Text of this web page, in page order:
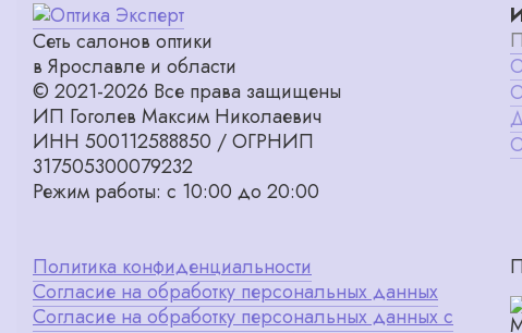
Сеть салонов оптики
в Ярославле и области
© 2021-2026 Все права защищены
ИП Гоголев Максим Николаевич
ИНН 500112588850 / ОГРНИП
317505300079232
Режим работы: с 10:00 до 20:00
Политика конфиденциальности
Согласие на обработку персональных данных
Согласие на обработку персональных данных с